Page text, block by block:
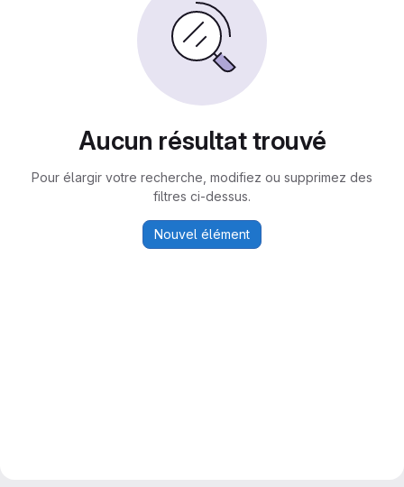
Aucun résultat trouvé
Pour élargir votre recherche, modifiez ou supprimez des
filtres ci-dessus.
Nouvel élément